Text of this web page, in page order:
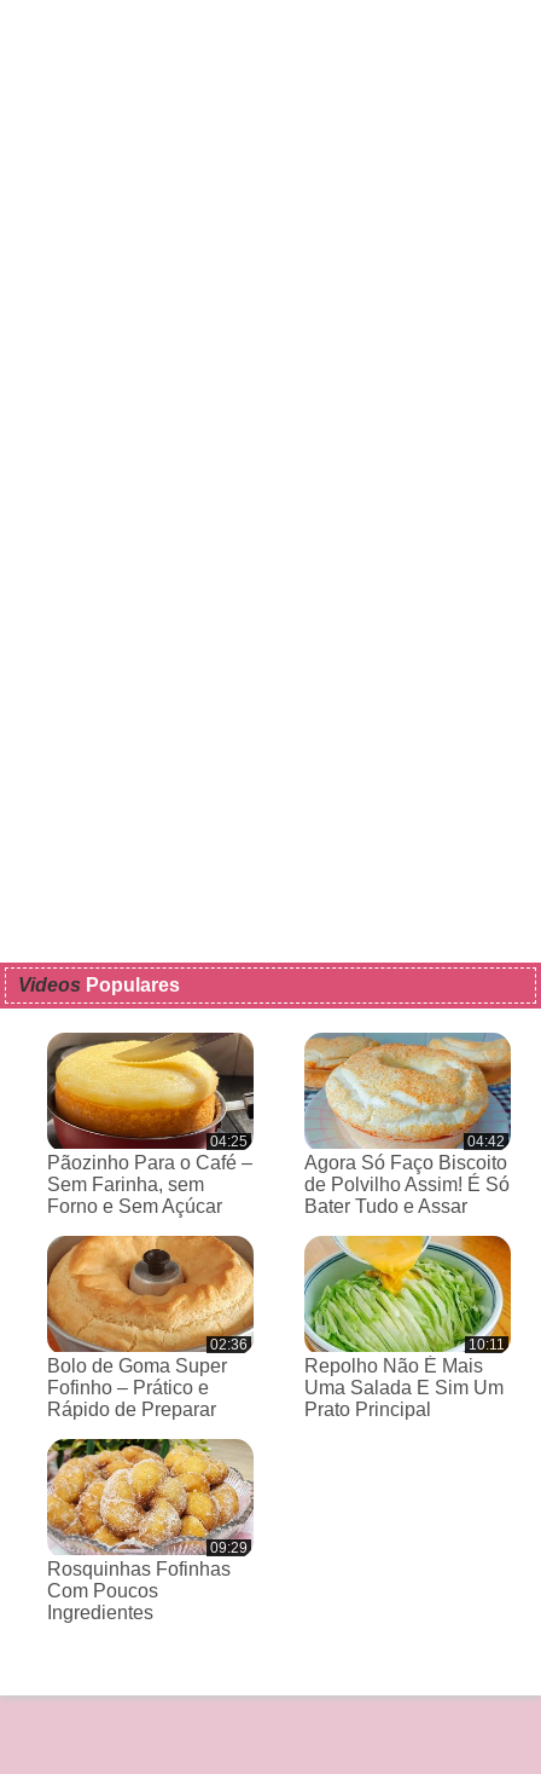
Videos Populares
04:25
Pãozinho Para o Café –
Sem Farinha, sem
Forno e Sem Açúcar
04:42
Agora Só Faço Biscoito
de Polvilho Assim! É Só
Bater Tudo e Assar
02:36
Bolo de Goma Super
Fofinho – Prático e
Rápido de Preparar
10:11
Repolho Não É Mais
Uma Salada E Sim Um
Prato Principal
09:29
Rosquinhas Fofinhas
Com Poucos
Ingredientes